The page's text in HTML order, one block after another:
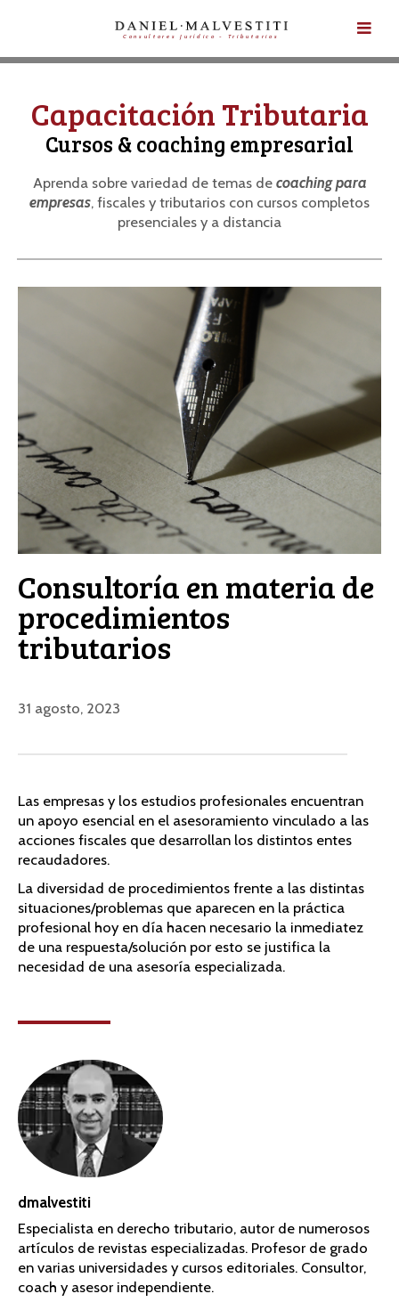
Consultores Jurídico - Tributarios
Capacitación Tributaria
Cursos & coaching empresarial
Aprenda sobre variedad de temas de coaching para
empresas, fiscales y tributarios con cursos completos
presenciales y a distancia
Consultoría en materia de
procedimientos
tributarios
31 agosto, 2023
Las empresas y los estudios profesionales encuentran
un apoyo esencial en el asesoramiento vinculado a las
acciones fiscales que desarrollan los distintos entes
recaudadores.
La diversidad de procedimientos frente a las distintas
situaciones/problemas que aparecen en la práctica
profesional hoy en día hacen necesario la inmediatez
de una respuesta/solución por esto se justifica la
necesidad de una asesoría especializada.
dmalvestiti
Especialista en derecho tributario, autor de numerosos
artículos de revistas especializadas. Profesor de grado
en varias universidades y cursos editoriales. Consultor,
coach y asesor independiente.